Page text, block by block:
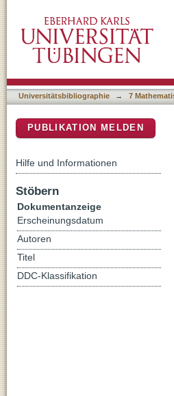
Universitätsbibliographie → 7
PUBLIKATION MELDEN
Hilfe und Informationen
Stöbern
Dokumentanzeige
Erscheinungsdatum
Autoren
Titel
DDC-Klassifikation